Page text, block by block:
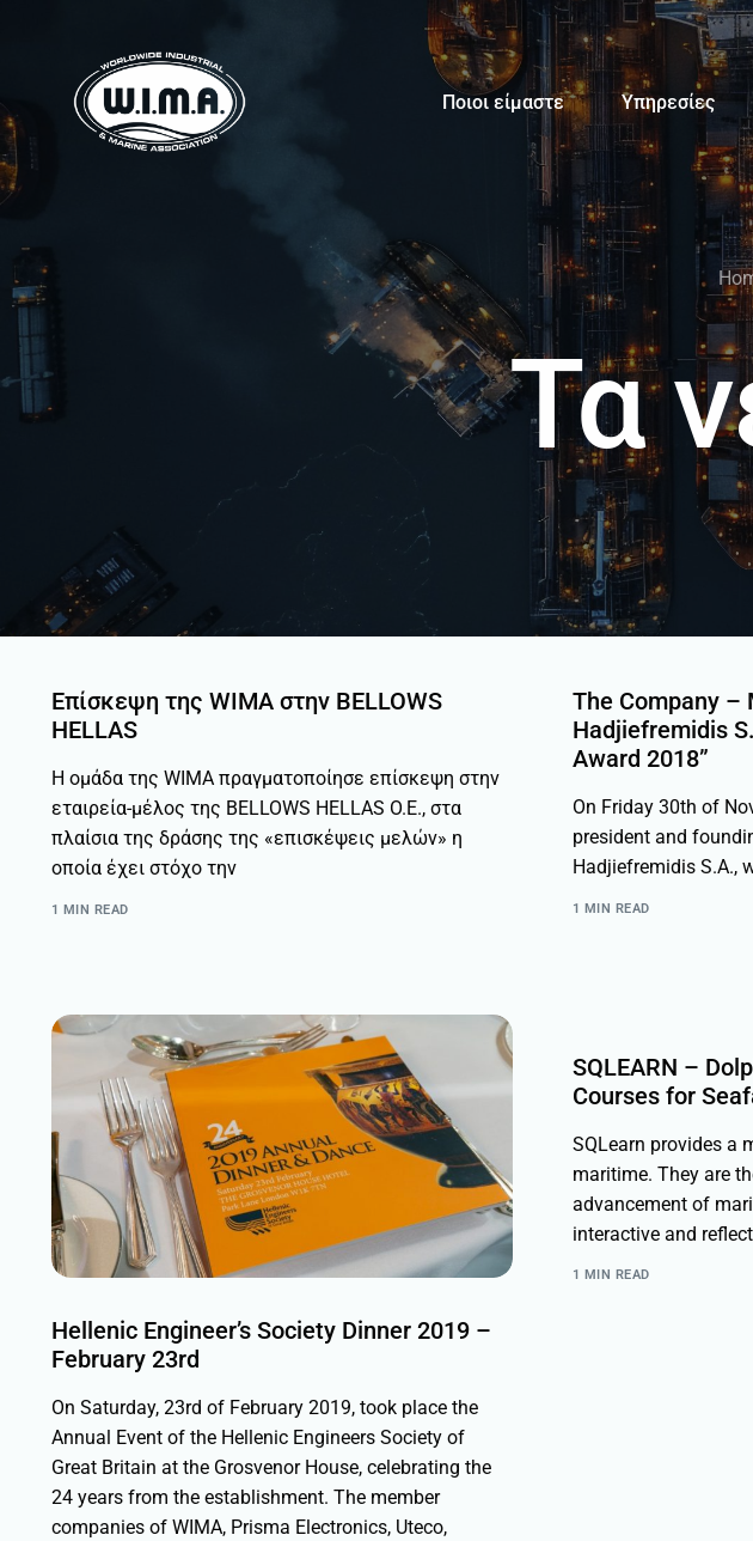
Ποιοι είμαστε Υπηρεσίες
Τα
Επίσκεψη της WIMA στην BELLOWS
HELLAS
Η ομάδα της WIMA πραγματοποίησε επίσκεψη στην
εταιρεία-μέλος της BELLOWS HELLAS O.E., στα
πλαίσια της δράσης της «επισκέψεις μελών» η
οποία έχει στόχο την
1 MIN READ
The Company –
Hadjiefremidis
Award 2018”
On Friday 30th of
president and
Hadjiefremidis S.A.,
1 MIN READ
Hellenic Engineer’s Society Dinner 2019 –
February 23rd
On Saturday, 23rd of February 2019, took place the
Annual Event of the Hellenic Engineers Society of
Great Britain at the Grosvenor House, celebrating the
24 years from the establishment. The member
companies of WIMA, Prisma Electronics, Uteco,
SQLEARN –
Courses for
SQLearn provides a
maritime. They are
advancement of
interactive and
1 MIN READ